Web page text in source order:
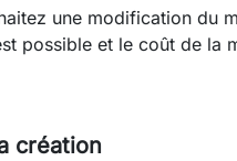
une modification du
possible et le coût de la
création